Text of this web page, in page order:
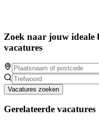
Zoek naar jouw ideale
vacatures
Vacatures zoeken
Gerelateerde vacatures